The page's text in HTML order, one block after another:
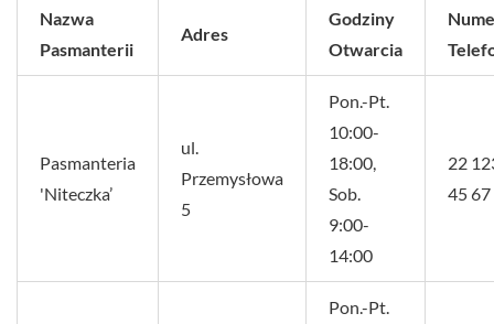
Nazwa
Pasmanterii
Adres
Godziny
Otwarcia
Pasmanteria
'Niteczka’
ul.
Przemysłowa
5
Pon.-Pt.
10:00-
18:00,
Sob.
9:00-
14:00
22
45 67
Pon.-Pt.